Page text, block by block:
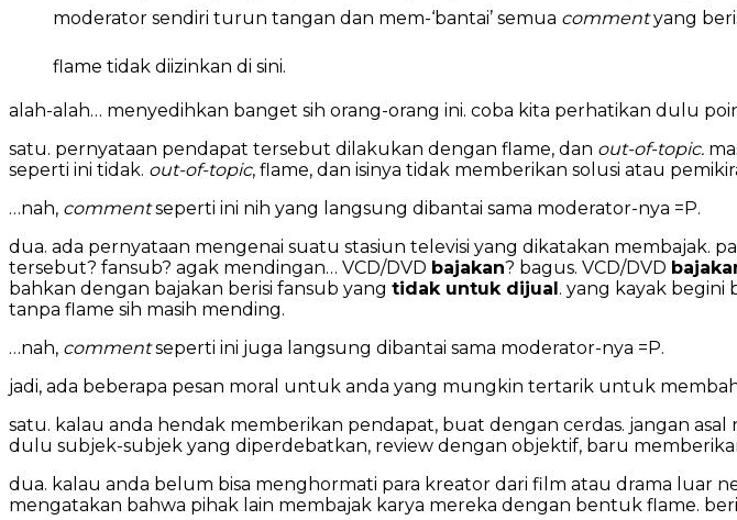
moderator sendiri turun tangan dan mem-‘bantai’ semua commentyang
flame tidak diizinkan di sini.
alah-alah… menyedihkan banget sih orang-orang ini. coba kita perhatikan dulu
satu. pernyataan pendapat tersebut dilakukan dengan flame, dan out-of-topic.
seperti ini tidak. out-of-topic, flame, dan isinya tidak memberikan solusi atau
…nah, commentseperti ini nih yang langsung dibantai sama moderator-nya =P.
dua. ada pernyataan mengenai suatu stasiun televisi yang dikatakan membajak.
tersebut? fansub? agak mendingan… VCD/DVD bajakan? bagus. VCD/DVD
bahkan dengan bajakan berisi fansub yang tidak untuk dijual. yang kayak
tanpa flame sih masih mending.
…nah, commentseperti ini juga langsung dibantai sama moderator-nya =P.
jadi, ada beberapa pesan moral untuk anda yang mungkin tertarik untuk
satu. kalau anda hendak memberikan pendapat, buat dengan cerdas. jangan
dulu subjek-subjek yang diperdebatkan, review dengan objektif, baru
dua. kalau anda belum bisa menghormati para kreator dari film atau drama luar
mengatakan bahwa pihak lain membajak karya mereka dengan bentuk flame.